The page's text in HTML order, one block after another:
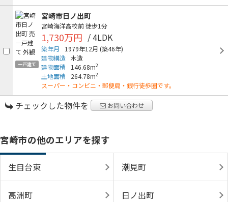
一戸建て
宮崎市日ノ出町
宮崎海洋高校前徒歩1分
1,730万円 / 4LDK
築年月 1979年12月 (築46年)
建物構造 木造
建物面積
146.68m2
土地面積 264.78m2
スーパー・コンビニ・郵便局・銀行徒歩圏です。
チェックした物件を お問い合わせ
宮崎市の他のエリアを探す
生目台東 潮見町
高洲町 日ノ出町